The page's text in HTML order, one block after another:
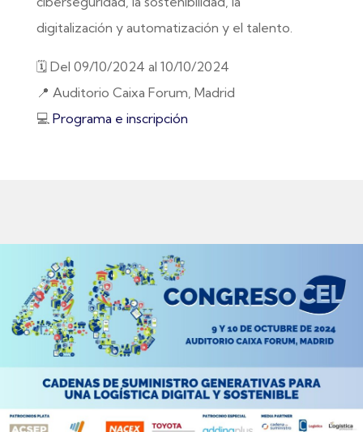
digitalización y automatización y el talento.
🗓️ Del 09/10/2024 al 10/10/2024
📍 Auditorio Caixa Forum, Madrid
💻 Programa e inscripción